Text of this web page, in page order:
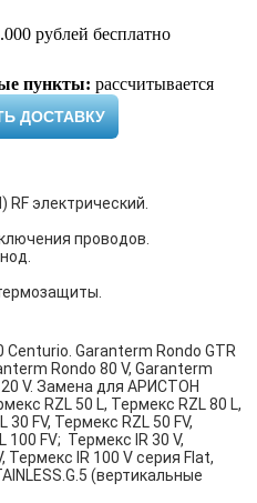
рублей бесплатно
пункты: рассчитывается
ДОСТАВКУ
электрический.
проводов.
Garanterm Rondo GTR
Rondo 80 V, Garanterm
V. Замена для АРИСТОН
RZL 50 L, Термекс RZL 80 L,
FV, Термекс RZL 50 FV,
100 FV; Термекс IR 30 V,
Термекс IR 100 V серия Flat,
(вертикальные